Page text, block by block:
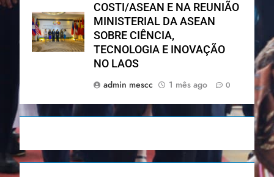
COSTI/ASEAN E NA REUNIÃO
MINISTERIAL DA ASEAN
SOBRE CIÊNCIA,
TECNOLOGIA E INOVAÇÃO
NO LAOS
admin mescc
1 mês ago 0